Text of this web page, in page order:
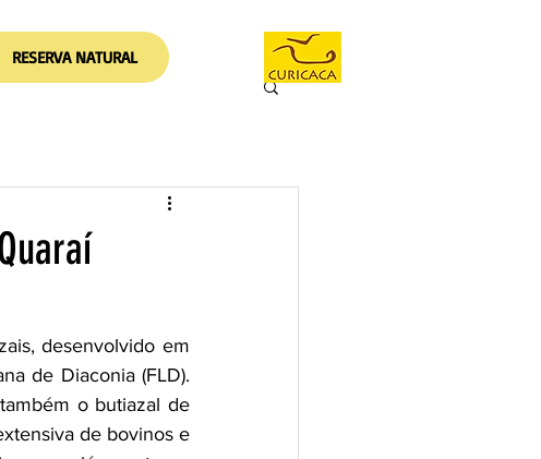
RESERVA NATURAL
desenvolvido em
de Diaconia (FLD).
o butiazal de
de bovinos e